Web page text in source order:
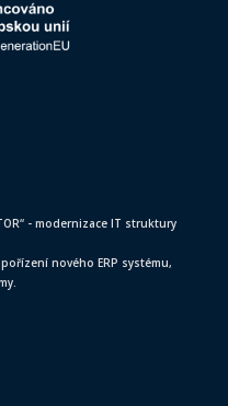
- modernizace IT struktury
nového ERP systému,